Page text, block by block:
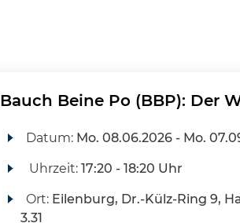
Bauch Beine Po (BBP): Der
Datum: Mo. 08.06.2026 - Mo.
Uhrzeit: 17:20 - 18:20 Uhr
Ort: Eilenburg, Dr.-Külz-Ring 9,
3.31